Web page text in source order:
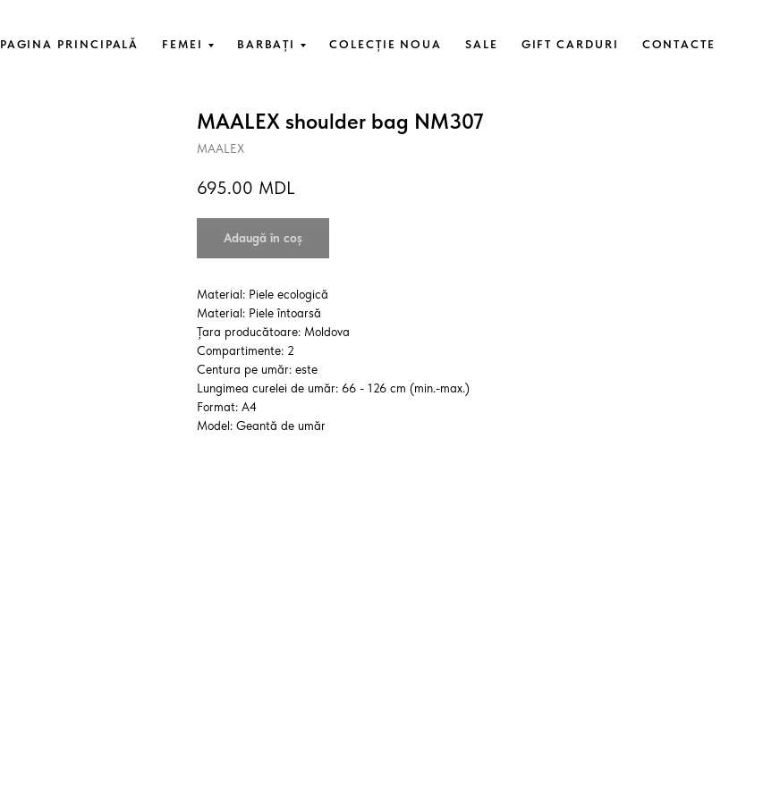
PAGINA PRINCIPALĂ FEMEI BARBAȚI COLECȚIE NOUA SALE GIFT CARDURI CONTACTE
MAALEX shoulder bag NM307
MAALEX
695.00 MDL
Adaugă în coș
Material: Piele ecologică
Material: Piele întoarsă
Țara producătoare: Moldova
Compartimente: 2
Centura pe umăr: este
Lungimea curelei de umăr: 66 - 126 cm (min.-max.)
Format: A4
Model: Geantă de umăr